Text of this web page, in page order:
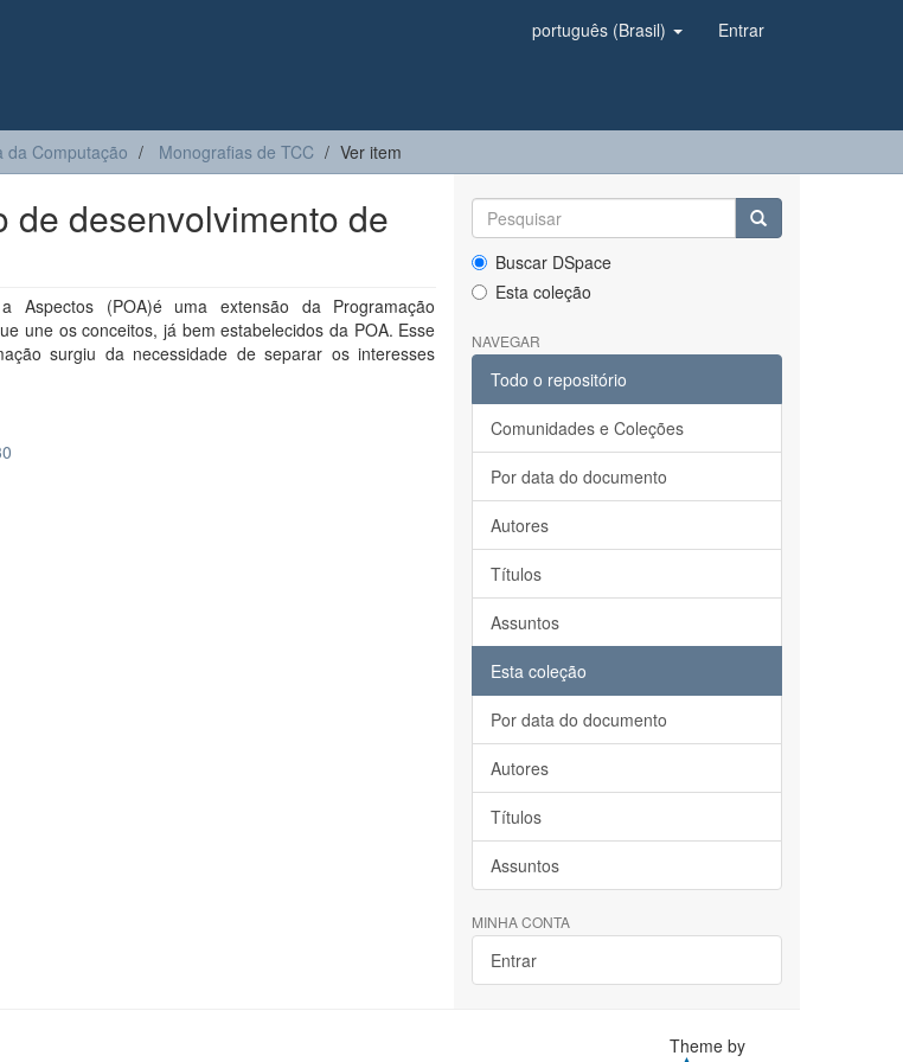
português (Brasil) Entrar
da Computação Monografias de TCC Ver item
de desenvolvimento de
Aspectos (POA)é uma extensão da Programação
une os conceitos, já bem estabelecidos da POA. Esse
surgiu da necessidade de separar os interesses
Buscar DSpace
Esta coleção
NAVEGAR
Todo o repositório
Comunidades e Coleções
Por data do documento
Autores
Títulos
Assuntos
Esta coleção
Por data do documento
Autores
Títulos
Assuntos
MINHA CONTA
Entrar
Theme by